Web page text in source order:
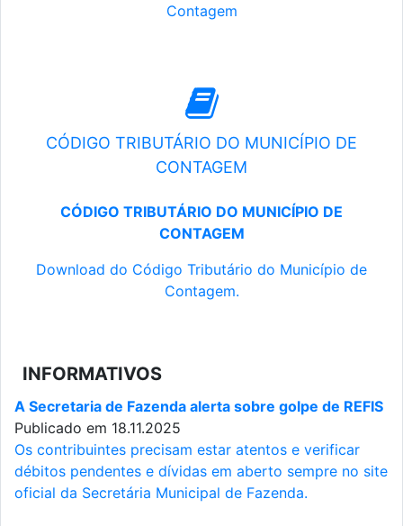
Contagem
CÓDIGO TRIBUTÁRIO DO MUNICÍPIO DE
CONTAGEM
CÓDIGO TRIBUTÁRIO DO MUNICÍPIO DE
CONTAGEM
Download do Código Tributário do Município de
Contagem.
INFORMATIVOS
A Secretaria de Fazenda alerta sobre golpe de REFIS
Publicado em 18.11.2025
Os contribuintes precisam estar atentos e verificar
débitos pendentes e dívidas em aberto sempre no site
oficial da Secretária Municipal de Fazenda.